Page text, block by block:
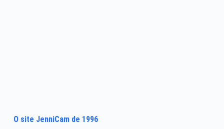
O site JenniCam de 1996